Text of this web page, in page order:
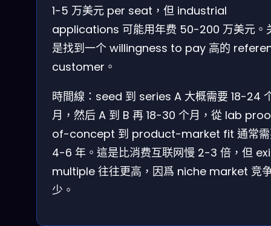
1-5 万美元 per seat，但 industrial
applications 可能用年费 50-200 万美元。
是找到一个 willingness to pay 高的
customer。
時間線：seed 到 series A 大概需要 18-24
月，然后 A 到 B 再 18-30 个月，從 lab
of-concept 到 product-market fit 通常需
4-6 年。這是比消费互联网慢 2-3 倍，但
multiple 往往更高，因爲 niche market 竞
少。